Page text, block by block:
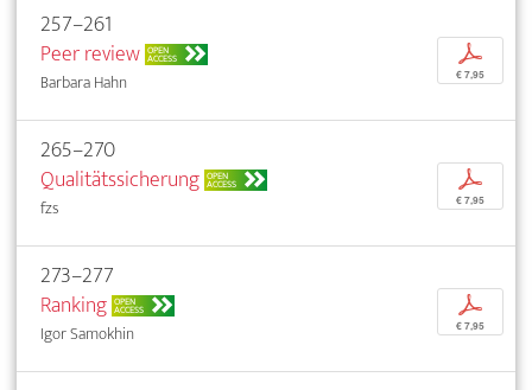
257–261
Peer review OPEN
ACCESS
Barbara Hahn
p
€ 7,95
265–270
Qualitätssicherung OPEN
ACCESS
fzs
p
€ 7,95
273–277
Ranking OPEN
ACCESS
Igor Samokhin
p
€ 7,95